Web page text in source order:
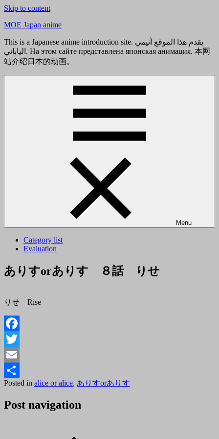
Skip to content
MOE Japan anime
This is a Japanese anime introduction site. يقدم هذا الموقع أنيمي
الياباني. На этом сайте представлена японская анимация. 本网
站介绍日本的动画。
Menu
Category list
Evaluation
ありすorありす ８話 りせ
りせ Rise
Facebook
Twitter
Email
共
有
Posted
2018
年
Posted in alice or alice, ありすorありす
Post navigation